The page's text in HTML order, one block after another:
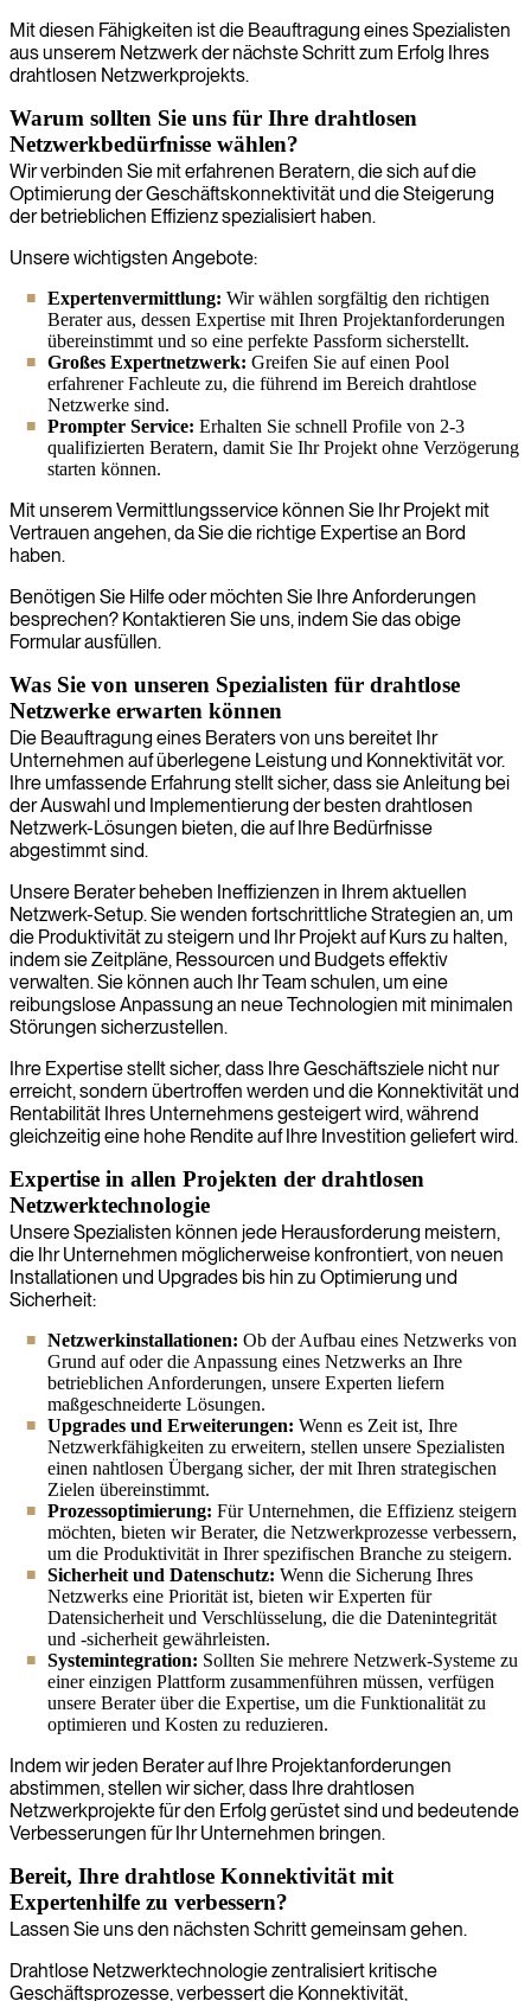
Mit diesen Fähigkeiten ist die Beauftragung eines Spezialisten
aus unserem Netzwerk der nächste Schritt zum Erfolg Ihres
drahtlosen Netzwerkprojekts.
Warum sollten Sie uns für Ihre drahtlosen
Netzwerkbedürfnisse wählen?
Wir verbinden Sie mit erfahrenen Beratern, die sich auf die
Optimierung der Geschäftskonnektivität und die Steigerung
der betrieblichen Effizienz spezialisiert haben.
Unsere wichtigsten Angebote:
Expertenvermittlung: Wir wählen sorgfältig den richtigen
Berater aus, dessen Expertise mit Ihren Projektanforderungen
übereinstimmt und so eine perfekte Passform sicherstellt.
Großes Expertnetzwerk: Greifen Sie auf einen Pool
erfahrener Fachleute zu, die führend im Bereich drahtlose
Netzwerke sind.
Prompter Service: Erhalten Sie schnell Profile von 2-3
qualifizierten Beratern, damit Sie Ihr Projekt ohne Verzögerung
starten können.
Mit unserem Vermittlungsservice können Sie Ihr Projekt mit
Vertrauen angehen, da Sie die richtige Expertise an Bord
haben.
Benötigen Sie Hilfe oder möchten Sie Ihre Anforderungen
besprechen? Kontaktieren Sie uns, indem Sie das obige
Formular ausfüllen.
Was Sie von unseren Spezialisten für drahtlose
Netzwerke erwarten können
Die Beauftragung eines Beraters von uns bereitet Ihr
Unternehmen auf überlegene Leistung und Konnektivität vor.
Ihre umfassende Erfahrung stellt sicher, dass sie Anleitung bei
der Auswahl und Implementierung der besten drahtlosen
Netzwerk-Lösungen bieten, die auf Ihre Bedürfnisse
abgestimmt sind.
Unsere Berater beheben Ineffizienzen in Ihrem aktuellen
Netzwerk-Setup. Sie wenden fortschrittliche Strategien an, um
die Produktivität zu steigern und Ihr Projekt auf Kurs zu halten,
indem sie Zeitpläne, Ressourcen und Budgets effektiv
verwalten. Sie können auch Ihr Team schulen, um eine
reibungslose Anpassung an neue Technologien mit minimalen
Störungen sicherzustellen.
Ihre Expertise stellt sicher, dass Ihre Geschäftsziele nicht nur
erreicht, sondern übertroffen werden und die Konnektivität und
Rentabilität Ihres Unternehmens gesteigert wird, während
gleichzeitig eine hohe Rendite auf Ihre Investition geliefert wird.
Expertise in allen Projekten der drahtlosen
Netzwerktechnologie
Unsere Spezialisten können jede Herausforderung meistern,
die Ihr Unternehmen möglicherweise konfrontiert, von neuen
Installationen und Upgrades bis hin zu Optimierung und
Sicherheit:
Netzwerkinstallationen: Ob der Aufbau eines Netzwerks von
Grund auf oder die Anpassung eines Netzwerks an Ihre
betrieblichen Anforderungen, unsere Experten liefern
maßgeschneiderte Lösungen.
Upgrades und Erweiterungen: Wenn es Zeit ist, Ihre
Netzwerkfähigkeiten zu erweitern, stellen unsere Spezialisten
einen nahtlosen Übergang sicher, der mit Ihren strategischen
Zielen übereinstimmt.
Prozessoptimierung: Für Unternehmen, die Effizienz steigern
möchten, bieten wir Berater, die Netzwerkprozesse verbessern,
um die Produktivität in Ihrer spezifischen Branche zu steigern.
Sicherheit und Datenschutz: Wenn die Sicherung Ihres
Netzwerks eine Priorität ist, bieten wir Experten für
Datensicherheit und Verschlüsselung, die die Datenintegrität
und -sicherheit gewährleisten.
Systemintegration: Sollten Sie mehrere Netzwerk-Systeme zu
einer einzigen Plattform zusammenführen müssen, verfügen
unsere Berater über die Expertise, um die Funktionalität zu
optimieren und Kosten zu reduzieren.
Indem wir jeden Berater auf Ihre Projektanforderungen
abstimmen, stellen wir sicher, dass Ihre drahtlosen
Netzwerkprojekte für den Erfolg gerüstet sind und bedeutende
Verbesserungen für Ihr Unternehmen bringen.
Bereit, Ihre drahtlose Konnektivität mit
Expertenhilfe zu verbessern?
Lassen Sie uns den nächsten Schritt gemeinsam gehen.
Drahtlose Netzwerktechnologie zentralisiert kritische
Geschäftsprozesse, verbessert die Konnektivität,